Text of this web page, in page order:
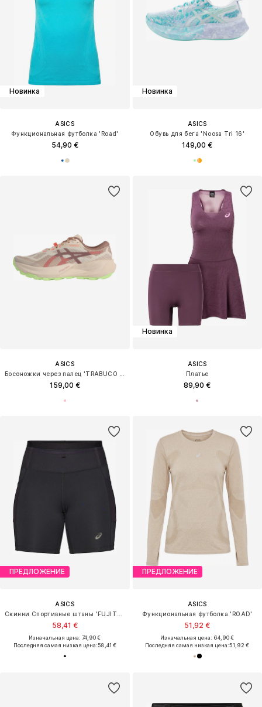
Новинка
ASICS
Функциональная футболка 'Road'
54,90 €
Новинка
ASICS
Обувь для бега 'Noosa Tri 16'
149,00 €
ASICS
159,00 €
Новинка
ASICS
Платье
89,90 €
ПРЕДЛОЖЕНИЕ
ASICS
58,41 €
Изначальная цена: 74,90 €
Последняя самая низкая цена:58,41 €
ПРЕДЛОЖЕНИЕ
ASICS
Функциональная футболка 'ROAD'
51,92 €
Изначальная цена: 64,90 €
Последняя самая низкая цена:51,92 €